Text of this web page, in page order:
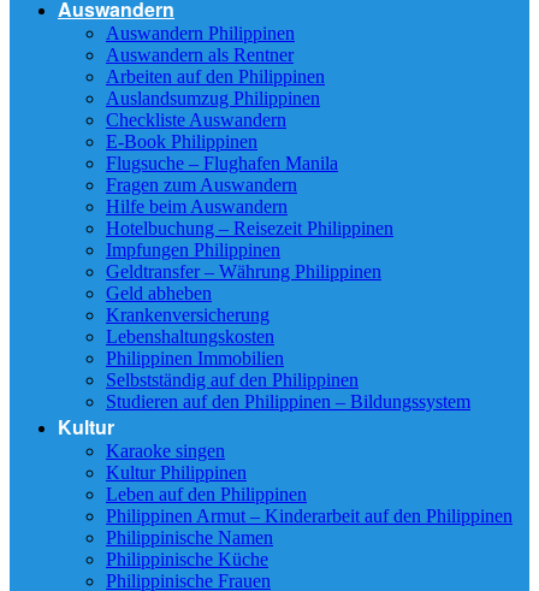
Auswandern
Auswandern Philippinen
Auswandern als Rentner
Arbeiten auf den Philippinen
Auslandsumzug Philippinen
Checkliste Auswandern
E-Book Philippinen
Flugsuche – Flughafen Manila
Fragen zum Auswandern
Hilfe beim Auswandern
Hotelbuchung – Reisezeit Philippinen
Impfungen Philippinen
Geldtransfer – Währung Philippinen
Geld abheben
Krankenversicherung
Lebenshaltungskosten
Philippinen Immobilien
Selbstständig auf den Philippinen
Studieren auf den Philippinen – Bildungssystem
Kultur
Karaoke singen
Kultur Philippinen
Leben auf den Philippinen
Philippinen Armut – Kinderarbeit auf den Philippinen
Philippinische Namen
Philippinische Küche
Philippinische Frauen